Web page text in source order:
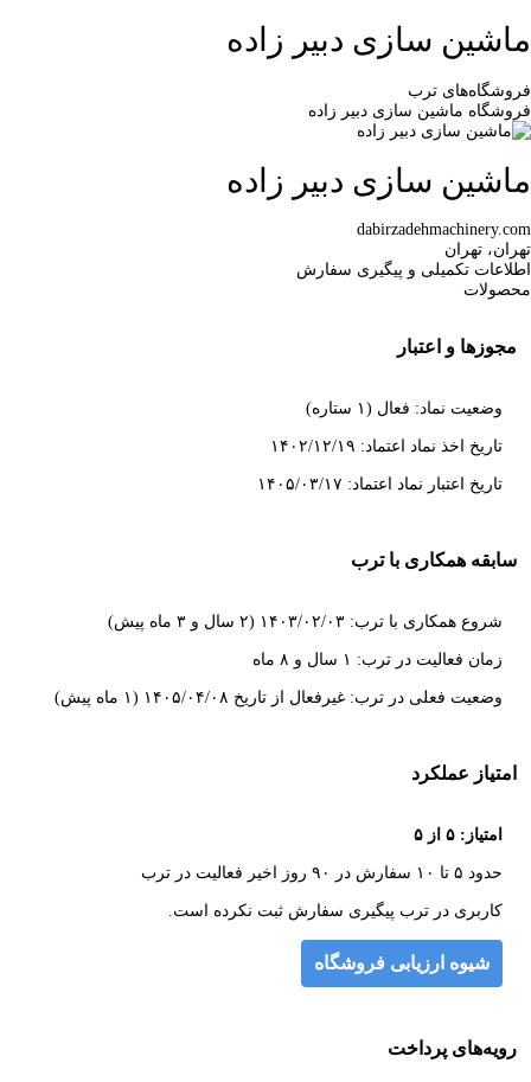
ماشین سازی دبیر زاده
فروشگاه‌های ترب
فروشگاه ماشین سازی دبیر زاده
ماشین سازی دبیر زاده
dabirzadehmachinery.com
تهران، تهران
اطلاعات تکمیلی و پیگیری سفارش
محصولات
مجوزها و اعتبار
وضعیت نماد: فعال (۱ ستاره)
تاریخ اخذ نماد اعتماد: ۱۴۰۲/۱۲/۱۹
تاریخ اعتبار نماد اعتماد: ۱۴۰۵/۰۳/۱۷
سابقه همکاری با ترب
شروع همکاری با ترب: ۱۴۰۳/۰۲/۰۳ (۲ سال و ۳ ماه پیش)
زمان فعالیت در ترب: ۱ سال و ۸ ماه
وضعیت فعلی در ترب: غیرفعال از تاریخ ۱۴۰۵/۰۴/۰۸ (۱ ماه پیش)
امتیاز عملکرد
امتیاز: ۵ از ۵
حدود ۵ تا ۱۰ سفارش در ۹۰ روز اخیر فعالیت در ترب
کاربری در ترب پیگیری سفارش ثبت نکرده است.
شیوه ارزیابی فروشگاه
رویه‌های پرداخت